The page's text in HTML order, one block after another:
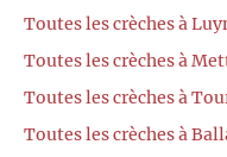
Toutes les crèches à
Toutes les crèches à
Toutes les crèches à
Toutes les crèches à